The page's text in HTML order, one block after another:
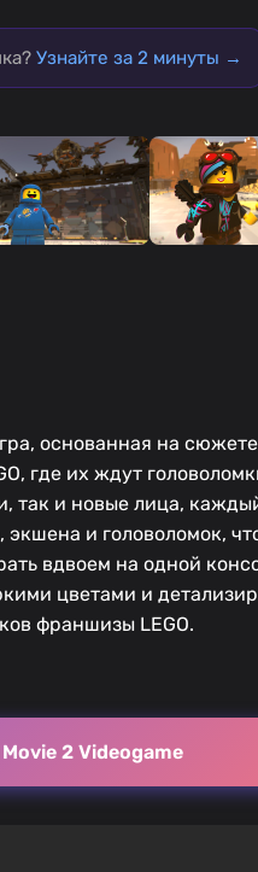
Узнайте за 2 минуты →
основанная на
где их ждут
так и новые лица,
и головоломок,
вдвоем на одной
цветами и
франшизы LEGO.
Movie 2 Videogame